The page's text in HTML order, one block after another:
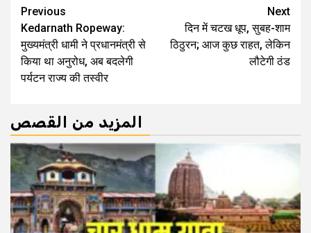
Continue
Reading
Previous
Kedarnath Ropeway:
मुख्यमंत्री धामी ने प्रधानमंत्री से
किया था अनुरोध, अब बदलेगी
पर्यटन राज्‍य की तस्‍वीर
Next
दिन में चटख धूप, सुबह-शाम
ठिठुरन; आज कुछ राहत, लेकिन
लौटेगी ठंड
المزيد من القصص